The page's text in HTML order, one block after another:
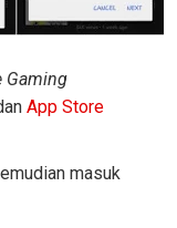
Gaming
App Store
masuk